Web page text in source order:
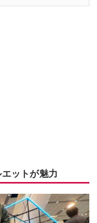
ットが魅力